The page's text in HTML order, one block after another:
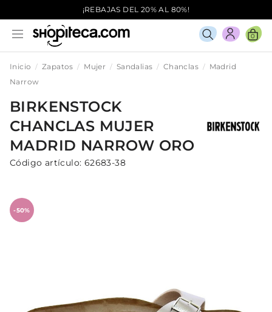
¡REBAJAS DEL 20% AL 80%!
0
Inicio Zapatos Mujer Sandalias Chanclas
Madrid
Narrow
BIRKENSTOCK
CHANCLAS MUJER
MADRID NARROW ORO
Código artículo: 62683-38
-50%